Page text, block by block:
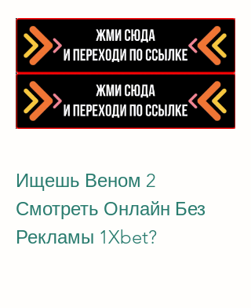
Ищешь Веном 2
Смотреть Онлайн Без
Рекламы 1Xbet?